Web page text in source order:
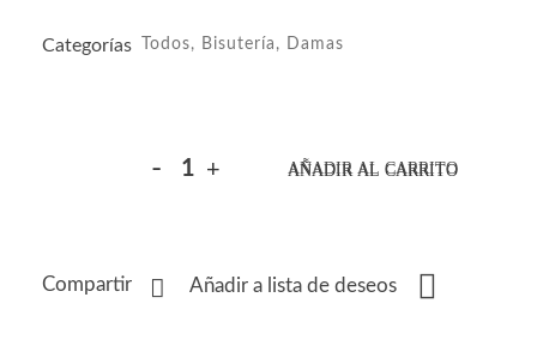
AÑADIR AL CARRITO
Añadir a lista de deseos
Compartir
Categorías Todos, Bisutería , Damas